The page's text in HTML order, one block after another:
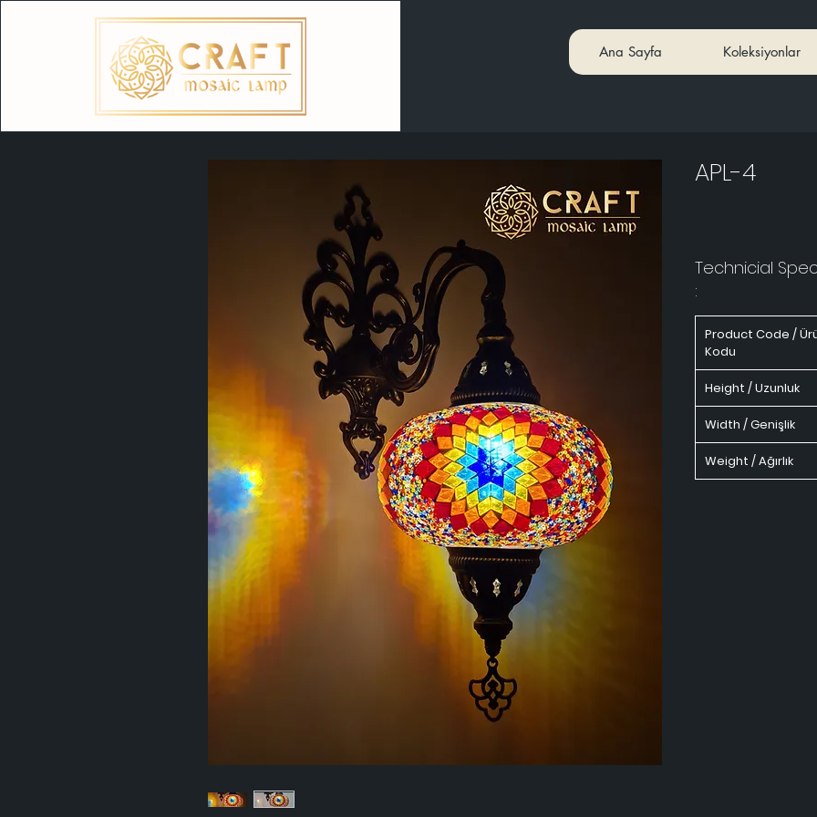
Ana Sayfa Koleksiyonlar
APL-4
Technicial
:
Product Code /
Kodu
Height / Uzunluk
Width / Genişlik
Weight / Ağırlık